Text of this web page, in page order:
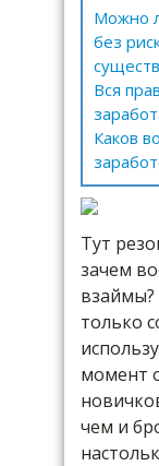
Можно
без
Вся
Каков
Тут
зачем
взаймы?
только
момент
чем и